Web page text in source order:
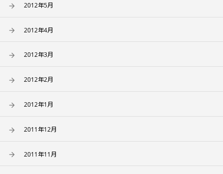
2012年5月
2012年4月
2012年3月
2012年2月
2012年1月
2011年12月
2011年11月